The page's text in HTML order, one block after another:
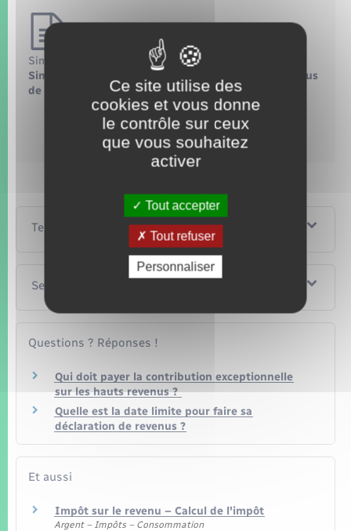
Simulateur
Simulateur de calcul pour 2023 : impôt sur les revenus
de 2022
Accéder au simulateur
Ministère chargé des finances
Textes de référence
Services en ligne et formulaires
Questions ? Réponses !
Qui doit payer la contribution exceptionnelle
sur les hauts revenus ?
Quelle est la date limite pour faire sa
déclaration de revenus ?
Et aussi
Impôt sur le revenu – Calcul de l'impôt
Argent – Impôts – Consommation
Ce site utilise des
cookies et vous donne
le contrôle sur ceux
que vous souhaitez
activer
Tout accepter
Tout refuser
Personnaliser